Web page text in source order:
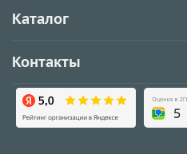
Каталог
Контакты